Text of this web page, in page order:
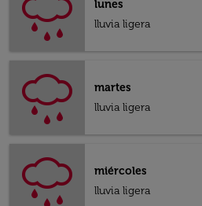
lunes
lluvia ligera
martes
lluvia ligera
miércoles
lluvia ligera